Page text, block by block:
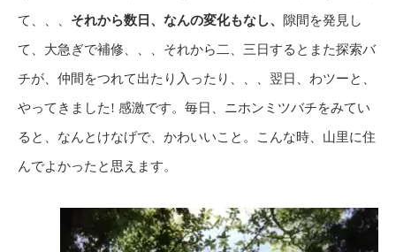
て、、、 それから数日、なんの変化もなし、 隙間を発見し
て、大急ぎで補修、、、それから二、三日するとまた探索バ
チが、仲間をつれて出たり入ったり、、、翌日、わツーと、
やってきました! 感激です。毎日、ニホンミツバチをみてい
ると、なんとけなげで、かわいいこと。こんな時、山里に住
んでよかったと思えます。